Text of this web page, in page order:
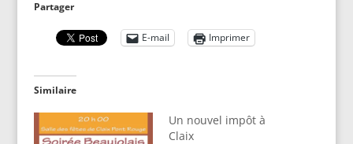
Partager
E-mail Imprimer
Similaire
Un nouvel impôt à
Claix